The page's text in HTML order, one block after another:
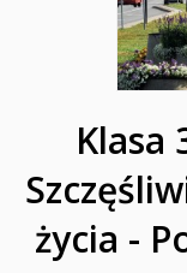
Klasa
życia -